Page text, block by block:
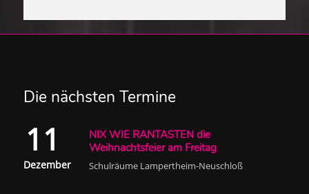
Die nächsten Termine
11
Dezember
NIX WIE RANTASTEN die
Weihnachtsfeier am Freitag
Schulräume Lampertheim-Neuschloß